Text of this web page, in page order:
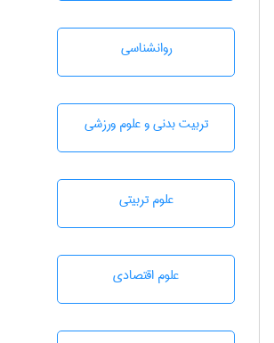
روانشناسی
تربيت بدنی و علوم ورزشی
علوم تربيتی
علوم اقتصادی